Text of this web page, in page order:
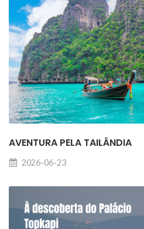
AVENTURA PELA TAILÂNDIA
2026-06-23